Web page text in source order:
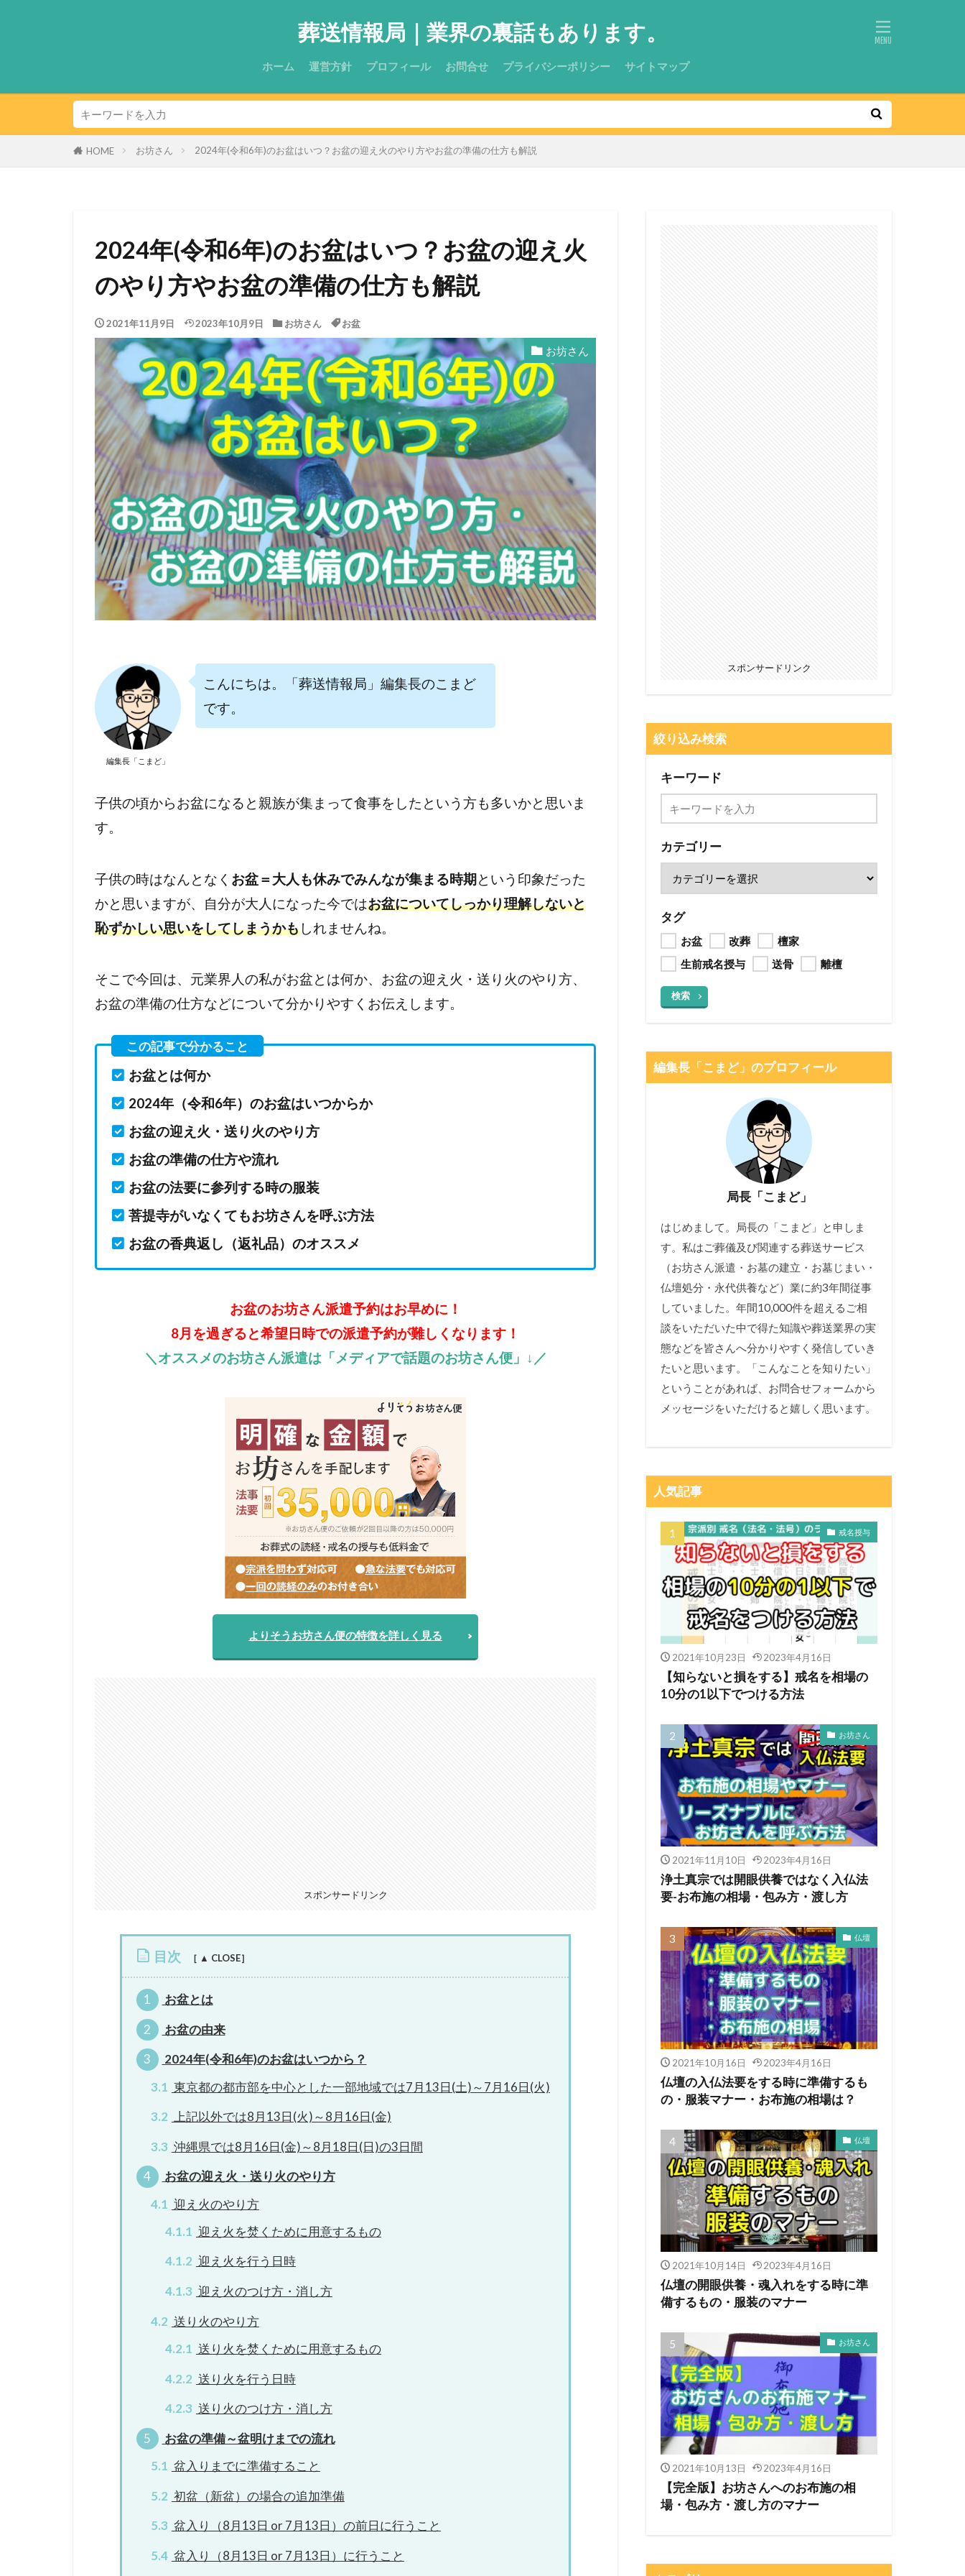
葬送情報局｜業界の裏話もあります。
ホーム 運営方針 プロフィール お問合せ プライバシーポリシー サイトマップ
HOME お坊さん 2024年(令和6年)のお盆はいつ？お盆の迎え火のやり方やお盆の準備の仕方も解説
2024年(令和6年)のお盆はいつ？お盆の迎え火
のやり方やお盆の準備の仕方も解説
2021年11月9日 2023年10月9日 お坊さん お盆
お坊さん
編集長「こまど」
こんにちは。「葬送情報局」編集長のこまど
です。
子供の頃からお盆になると親族が集まって食事をしたという方も多いかと思いま
す。
子供の時はなんとなく お盆＝大人も休みでみんなが集まる時期という印象だった
かと思いますが、自分が大人になった今ではお盆についてしっかり理解しないと
恥ずかしい思いをしてしまうかもしれませんね。
そこで今回は、元業界人の私がお盆とは何か、お盆の迎え火・送り火のやり方、
お盆の準備の仕方などについて分かりやすくお伝えします。
お盆とは何か
2024年（令和6年）のお盆はいつからか
お盆の迎え火・送り火のやり方
お盆の準備の仕方や流れ
お盆の法要に参列する時の服装
菩提寺がいなくてもお坊さんを呼ぶ方法
お盆の香典返し（返礼品）のオススメ
お盆のお坊さん派遣予約はお早めに！
8月を過ぎると希望日時での派遣予約が難しくなります！
＼オススメのお坊さん派遣は「メディアで話題のお坊さん便」↓／
よりそうお坊さん便の特徴を詳しく見る
スポンサードリンク
目次
1
お盆とは
2
お盆の由来
3
2024年(令和6年)のお盆はいつから？
3.1 東京都の都市部を中心とした一部地域では7月13日(土)～7月16日(火)
3.2
上記以外では8月13日(火)～8月16日(金)
3.3 沖縄県では8月16日(金)～8月18日(日)の3日間
4
お盆の迎え火・送り火のやり方
4.1 迎え火のやり方
4.1.1 迎え火を焚くために用意するもの
4.1.2 迎え火を行う日時
4.1.3 迎え火のつけ方・消し方
4.2 送り火のやり方
4.2.1 送り火を焚くために用意するもの
4.2.2 送り火を行う日時
4.2.3 送り火のつけ方・消し方
5
お盆の準備～盆明けまでの流れ
5.1 盆入りまでに準備すること
5.2 初盆（新盆）の場合の追加準備
5.3 盆入り（8月13日 or 7月13日）の前日に行うこと
5.4 盆入り（8月13日 or 7月13日）に行うこと
スポンサードリンク
絞り込み検索
キーワード
カテゴリー
タグ
お盆 改葬
檀家
生前戒名授与
送骨 離檀
検索
編集長「こまど」のプロフィール
局長「こまど」
はじめまして。局長の「こまど」と申しま
す。私はご葬儀及び関連する葬送サービス
（お坊さん派遣・お墓の建立・お墓じまい・
仏壇処分・永代供養など）業に約3年間従事
していました。年間10,000件を超えるご相
談をいただいた中で得た知識や葬送業界の実
態などを皆さんへ分かりやすく発信していき
たいと思います。「こんなことを知りたい」
ということがあれば、お問合せフォームから
メッセージをいただけると嬉しく思います。
人気記事
戒名授与
2021年10月23日 2023年4月16日
【知らないと損をする】戒名を相場の
10分の1以下でつける方法
お坊さん
2021年11月10日 2023年4月16日
浄土真宗では開眼供養ではなく入仏法
要-お布施の相場・包み方・渡し方
仏壇
2021年10月16日 2023年4月16日
仏壇の入仏法要をする時に準備するも
の・服装マナー・お布施の相場は？
仏壇
2021年10月14日 2023年4月16日
仏壇の開眼供養・魂入れをする時に準
備するもの・服装のマナー
お坊さん
2021年10月13日 2023年4月16日
【完全版】お坊さんへのお布施の相
場・包み方・渡し方のマナー